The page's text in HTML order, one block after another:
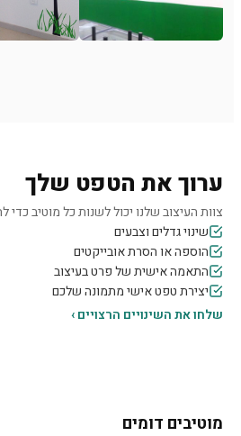
ערוך את הטפט שלך
צוות העיצוב שלנו יכול לשנות כל מוטיב כדי
שינוי גדלים וצבעים
הוספה או הסרת אובייקטים
התאמה אישית של פרט בעיצוב
יצירת טפט אישי מתמונה שלכם
שלחו את השינויים הרצויים ›
מוטיבים דומים